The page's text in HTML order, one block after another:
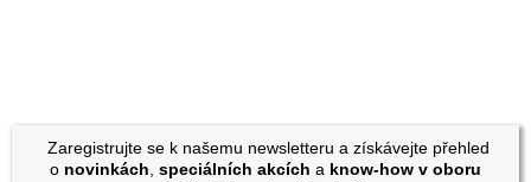
Zaregistrujte se k našemu newsletteru a získávejte přehled
o novinkách speciálních akcích a know-how v oboru